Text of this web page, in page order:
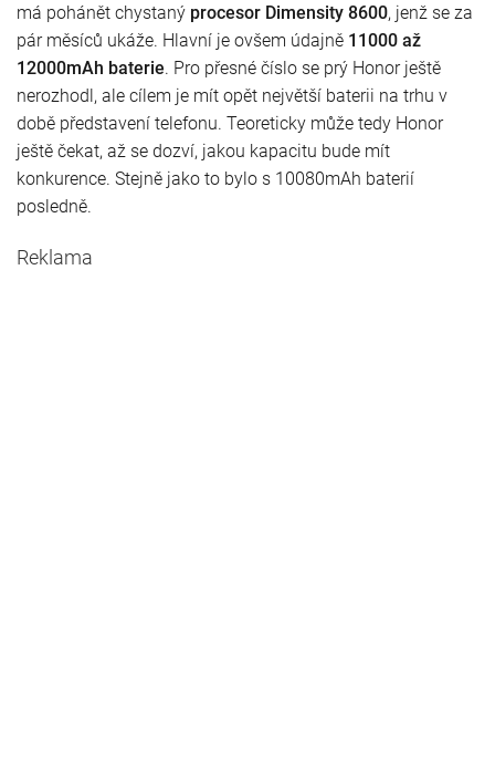
má pohánět chystaný procesor Dimensity 8600, jenž se za
pár měsíců ukáže. Hlavní je ovšem údajně 11000 až
12000mAh baterie. Pro přesné číslo se prý Honor ještě
nerozhodl, ale cílem je mít opět největší baterii na trhu v
době představení telefonu. Teoreticky může tedy Honor
ještě čekat, až se dozví, jakou kapacitu bude mít
konkurence. Stejně jako to bylo s 10080mAh baterií
posledně.
Reklama